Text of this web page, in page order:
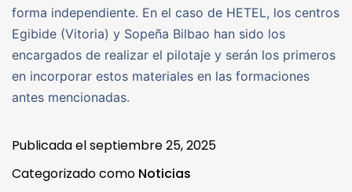
forma independiente. En el caso de HETEL, los centros
Egibide (Vitoria) y Sopeña Bilbao han sido los
encargados de realizar el pilotaje y serán los primeros
en incorporar estos materiales en las formaciones
antes mencionadas.
Publicada elseptiembre 25, 2025
Categorizado como Noticias